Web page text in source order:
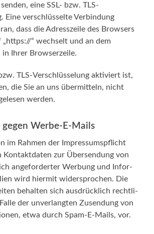
eine SSL- bzw. TLS-
Eine ver­schlüs­sel­te Ver­bin­dung
dass die Adress­zei­le des Brow­sers
„https://“ wech­selt und an dem
in Ihrer Browserzeile.
TLS-Verschlüsselung akti­viert ist,
die Sie an uns über­mit­teln, nicht
werden.
Werbe-E-Mails
im Rah­men der Impres­sums­pflicht
zur Über­sen­dung von
ange­for­der­ter Wer­bung und Infor­
wird hier­mit wider­spro­chen. Die
behal­ten sich aus­drück­lich recht­li­
der unver­lang­ten Zusen­dung von
etwa durch Spam-E-Mails, vor.